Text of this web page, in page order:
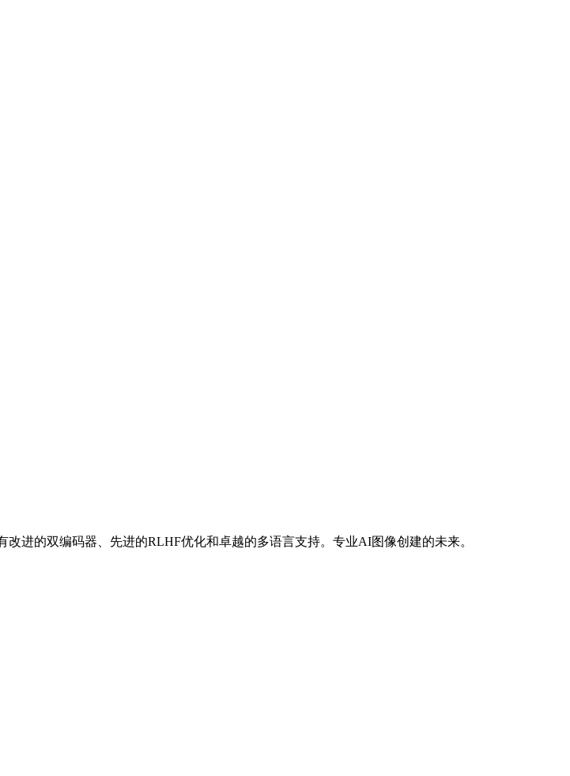
进的双编码器、先进的RLHF优化和卓越的多语言支持。专业AI图像创建的未来。